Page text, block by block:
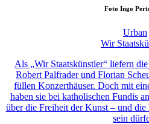
Foto Ingo
Urban
Wir
Als „Wir Staatskünstler“ liefern
Robert Palfrader und Florian
füllen Konzerthäuser. Doch mit
haben sie bei katholischen Fundis
über die Freiheit der Kunst – und
sein